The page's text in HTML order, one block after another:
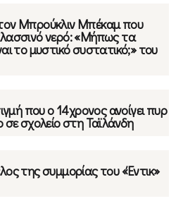
Μπρούκλιν Μπέκαμ που
νερό: «Μήπως τα
το μυστικό συστατικό;» του
που ο 14χρονος ανοίγει πυρ
σχολείο στη Ταϊλάνδη
της συμμορίας του «Έντικ»